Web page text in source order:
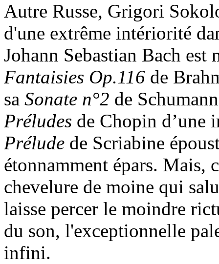
Autre Russe, Grigori
d'une extrême intériorité
Johann Sebastian Bach est
Fantaisies Op.116 de
sa Sonate n°2 de
Préludes de Chopin d’une
Prélude de Scriabine
étonnamment épars. Mais,
chevelure de moine qui
laisse percer le moindre
du son, l'exceptionnelle
infini.